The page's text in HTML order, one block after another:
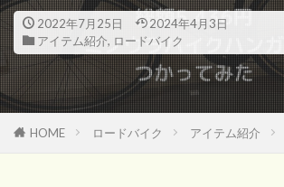
2022年7月25日
2024年4月3日
アイテム紹介, ロードバイク
HOME ロードバイク アイテム紹介